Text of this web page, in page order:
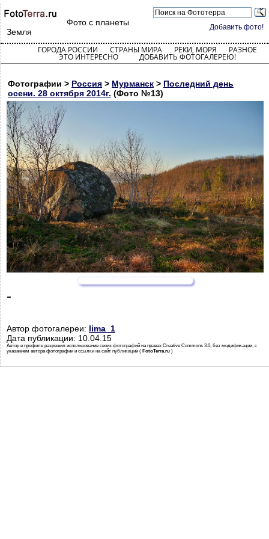
Добавить фото!
Фото с планеты
Земля
ГОРОДА РОССИИ СТРАНЫ МИРА РЕКИ, МОРЯ РАЗНОЕ
ЭТО ИНТЕРЕСНО ДОБАВИТЬ ФОТОГАЛЕРЕЮ!
Фотографии > Россия > Мурманск > Последний день
осени. 28 октября 2014г. (Фото №13)
-
Автор фотогалереи: lima_1
Дата публикации: 10.04.15
Автор в профиле разрешил использование своих фотографий на правах Creative Commons 3.0, без модификации, с
указанием автора фотографии и ссылки на сайт публикации ( FotoTerra.ru )